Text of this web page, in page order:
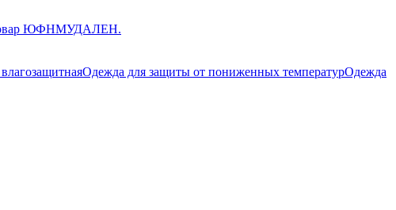
ЮФНМУДАЛЕН.
Одежда для защиты от пониженных температурОдежда